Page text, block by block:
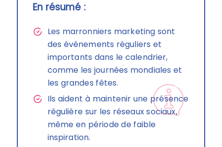
En résumé :
Les marronniers marketing sont
des événements réguliers et
importants dans le calendrier,
comme les journées mondiales et
les grandes fêtes.
Ils aident à maintenir une présence
régulière sur les réseaux sociaux,
même en période de faible
inspiration.